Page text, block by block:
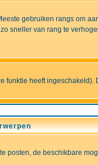
gebruiken rangs om
sneller van rang te
heeft
de beschikbare